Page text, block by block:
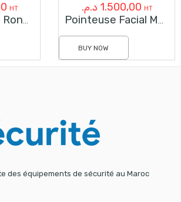
HT
Controleur De Ronde JWM 5000V5
1.500,00 د.م. HT
Pointeuse Facial MB10
BUY NOW
des équipements de sécurité au Maroc